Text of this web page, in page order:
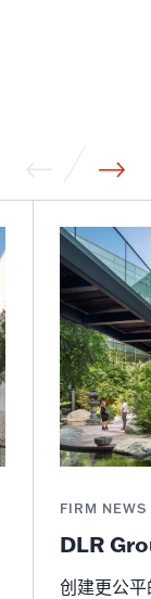
FIRM NEWS
DLR
创建更公